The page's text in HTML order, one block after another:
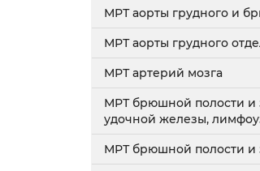
МРТ аорты грудного и
МРТ аорты грудного
МРТ артерий мозга
МРТ брюшной полости и
удочной железы,
МРТ брюшной полости и